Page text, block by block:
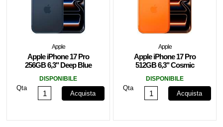
Apple
Apple iPhone 17 Pro
256GB 6,3" Deep Blue
DISPONIBILE
Qta
Acquista
Apple
Apple iPhone 17 Pro
512GB 6,3" Cosmic
DISPONIBILE
Qta
Acquista